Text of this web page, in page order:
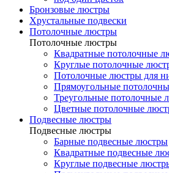
Бронзовые люстры
Хрустальные подвески
Потолочные люстры
Потолочные люстры
Квадратные потолочные
Круглые потолочные
Потолочные люстры для
Прямоугольные
Треугольные потолочные
Цветные потолочные
Подвесные люстры
Подвесные люстры
Барные подвесные люстры
Квадратные подвесные
Круглые подвесные